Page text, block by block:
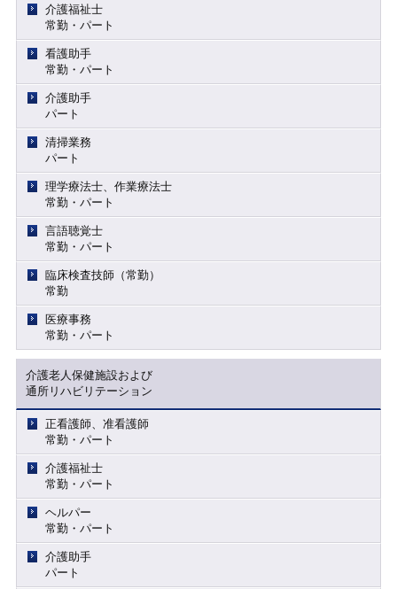
介護福祉士
常勤・パート
看護助手
常勤・パート
介護助手
パート
清掃業務
パート
理学療法士、作業療法士
常勤・パート
言語聴覚士
常勤・パート
臨床検査技師（常勤）
常勤
医療事務
常勤・パート
介護老人保健施設および
通所リハビリテーション
正看護師、准看護師
常勤・パート
介護福祉士
常勤・パート
ヘルパー
常勤・パート
介護助手
パート